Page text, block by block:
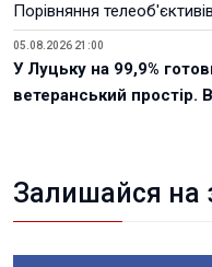
Порівняння
05.08.2026 21:00
У Луцьку на 99,9%
ветеранський простір.
Залишайся на